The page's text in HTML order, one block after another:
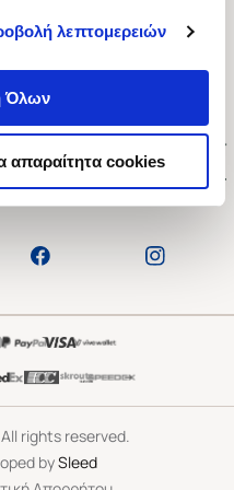
λεπτομερειών
Όλων
απαραίτητα cookies
106 79
09:00-21:00
rights reserved.
bySleed